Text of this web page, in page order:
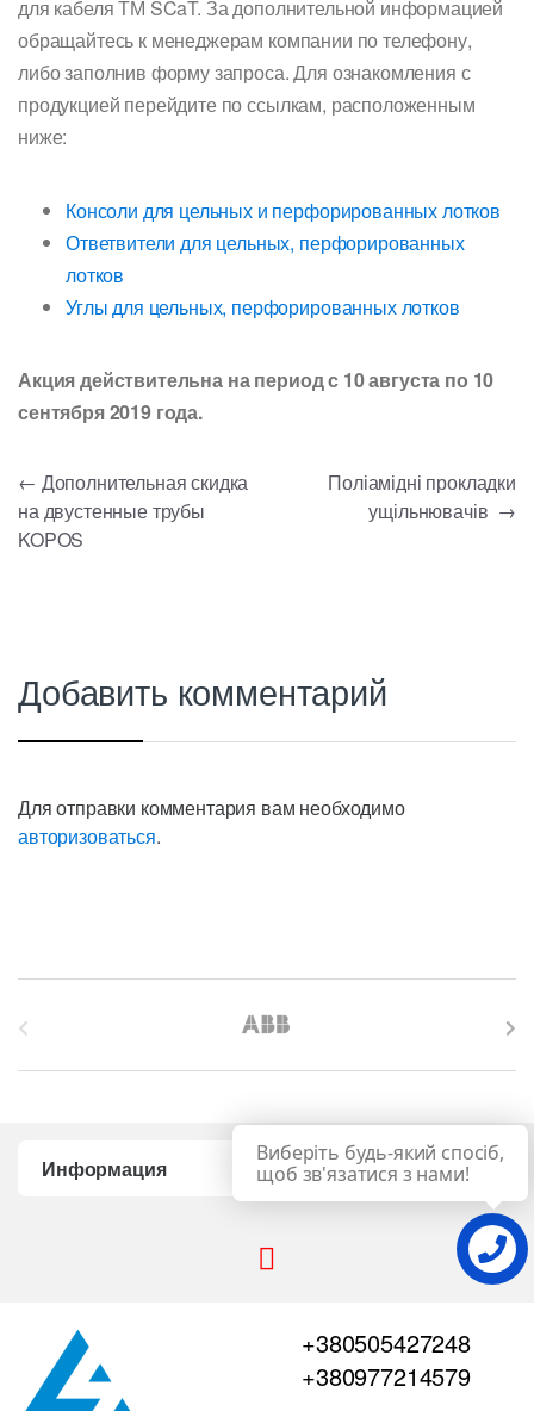
для кабеля ТМ SCaT. За дополнительной информацией
обращайтесь к менеджерам компании по телефону,
либо заполнив форму запроса. Для ознакомления с
продукцией перейдите по ссылкам, расположенным
ниже:
Консоли для цельных и перфорированных лотков
Ответвители для цельных, перфорированных
лотков
Углы для цельных, перфорированных лотков
Акция действительна на период с 10 августа по 10
сентября 2019 года.
Навигация
по
← Дополнительная скидка
на двустенные трубы
KOPOS
Поліамідні прокладки
ущільнювачів →
Добавить комментарий
Для отправки комментария вам необходимо
авторизоваться.
Информация
+380505427248
+380977214579
Виберіть будь-який спосіб,
щоб зв'язатися з нами!